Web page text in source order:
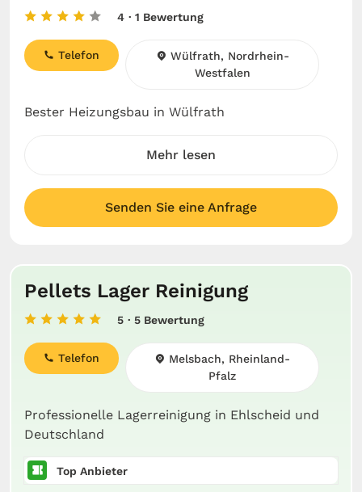
4 · 1 Bewertung
Bester Heizungsbau in Wülfrath
Telefon
Wülfrath, Nordrhein-
Westfalen
Mehr lesen
Senden Sie eine Anfrage
Pellets Lager Reinigung
5 · 5 Bewertung
Professionelle Lagerreinigung in Ehlscheid und
Deutschland
Telefon
Melsbach, Rheinland-
Pfalz
Top Anbieter